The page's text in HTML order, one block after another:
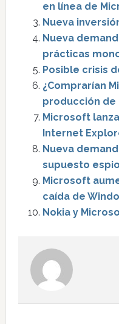
en línea de
Nueva
Nueva
prácticas
Posible crisis
¿Comprarían
producción de
Microsoft
Internet
Nueva
supuesto
Microsoft
caída de
Nokia y